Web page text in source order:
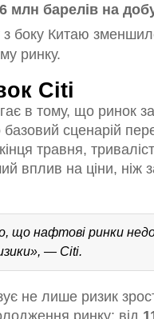
млн барелів на
з боку Китаю
ринку.
Citi
в тому, що ринок
сценарій
травня,
вплив на ціни, ніж
що нафтові ринки
— Citi.
не лише ризик
ринку: від